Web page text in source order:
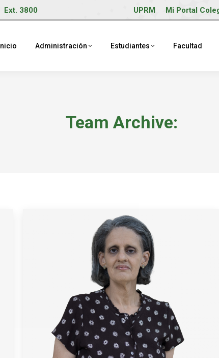
Ext. 3800 UPRM Mi Portal
Inicio Administración Estudiantes Facultad
Team Archive: